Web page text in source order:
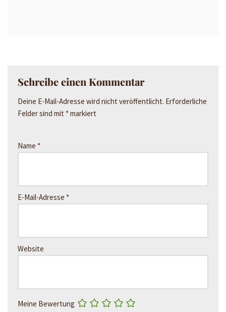
Schreibe einen Kommentar
Deine E-Mail-Adresse wird nicht veröffentlicht. Erforderliche
Felder sind mit *markiert
Name *
E-Mail-Adresse *
Website
Meine Bewertung